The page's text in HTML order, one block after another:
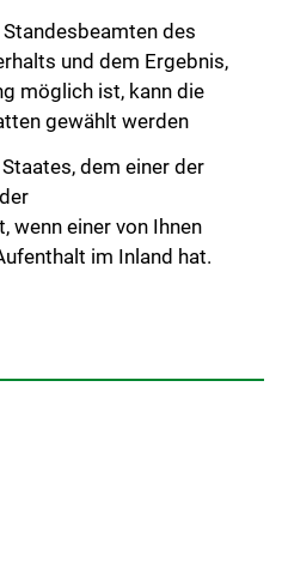
des
und dem Ergebnis,
möglich ist, kann die
gewählt werden
dem einer der
wenn einer von Ihnen
im Inland hat.